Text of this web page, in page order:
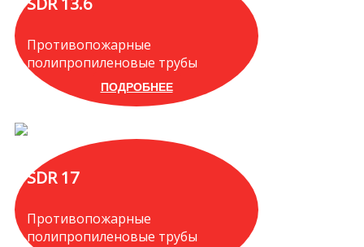
Противопожарные
полипропиленовые трубы
ПОДРОБНЕЕ
SDR 17
Противопожарные
полипропиленовые трубы